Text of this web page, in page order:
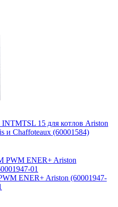
15 для котлов Ariston
и Chaffoteaux (60001584)
ENER+ Ariston (60001947-